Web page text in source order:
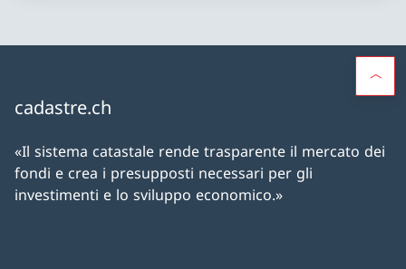
cadastre.ch
«Il sistema catastale rende trasparente il mercato dei
fondi e crea i presupposti necessari per gli
investimenti e lo sviluppo economico.»